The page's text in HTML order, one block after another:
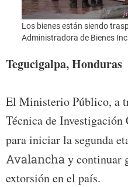
Los bienes están siendo
Administradora de Bienes
Tegucigalpa, Honduras
El Ministerio Público, a
Técnica de
para iniciar la segunda
Avalanchay continuar
extorsión en el país.